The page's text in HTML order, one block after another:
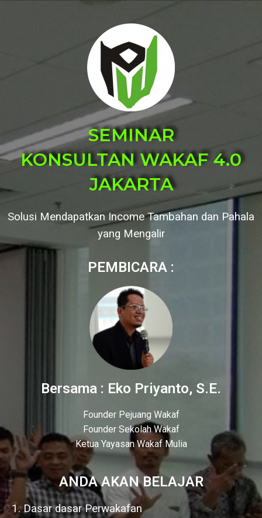
SEMINAR
KONSULTAN WAKAF 4.0
JAKARTA
Solusi Mendapatkan Income Tambahan dan Pahala
yang Mengalir
PEMBICARA :
Bersama : Eko Priyanto, S.E.
Founder Pejuang Wakaf
Founder Sekolah Wakaf
Ketua Yayasan Wakaf Mulia
ANDA AKAN BELAJAR
1. Dasar dasar Perwakafan